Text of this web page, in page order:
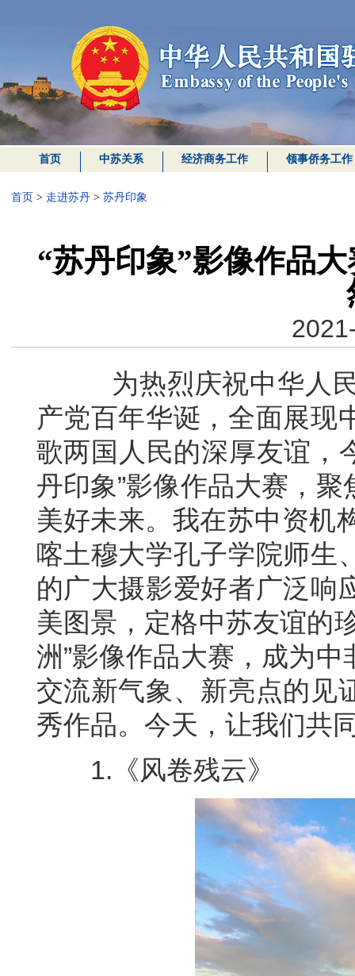
首页 中苏关系 经济商务工作 领事侨务工作
首页 > 走进苏丹> 苏丹印象
“苏丹印象”影像作品
为热烈庆祝中华人民
产党百年华诞，全面展现
歌两国人民的深厚友谊，
丹印象”影像作品大赛，
美好未来。我在苏中资机
喀土穆大学孔子学院师生
的广大摄影爱好者广泛响
美图景，定格中苏友谊的
洲”影像作品大赛，成为
交流新气象、新亮点的见
秀作品。今天，让我们共
1.《风卷残云》